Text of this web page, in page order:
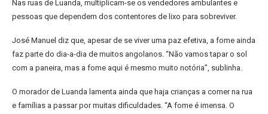
Nas ruas de Luanda, multiplicam-se os vendedores ambulantes e
pessoas que dependem dos contentores de lixo para sobreviver.
José Manuel diz que, apesar de se viver uma paz efetiva, a fome ainda
faz parte do dia-a-dia de muitos angolanos. “Não vamos tapar o sol
com a paneira, mas a fome aqui é mesmo muito notória”, sublinha.
O morador de Luanda lamenta ainda que haja crianças a comer na rua
e famílias a passar por muitas dificuldades. “A fome é imensa. O